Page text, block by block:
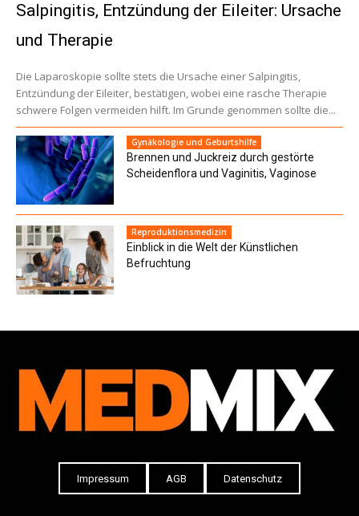
Salpingitis, Entzündung der Eileiter: Ursache
und Therapie
Die Laparoskopie sollte stets die Ursache einer Salpingitis,
Entzündung der Eileiter, bestätigen, wobei eine rasche Therapie
schwere Folgen vermeiden hilft. Im Grunde genommen sollte die...
Gynäkologie und Geburtshilfe
Brennen und Juckreiz durch gestörte
Scheidenflora und Vaginitis, Vaginose
Reproduktionsmedizin
Einblick in die Welt der Künstlichen
Befruchtung
Impressum AGB Datenschutz